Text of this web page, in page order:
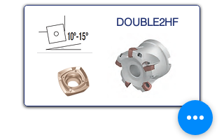
DOUBLE2HF